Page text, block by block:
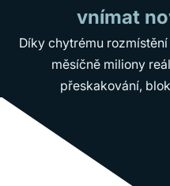
vnímat
Díky chytrému
měsíčně miliony
přeskakování,